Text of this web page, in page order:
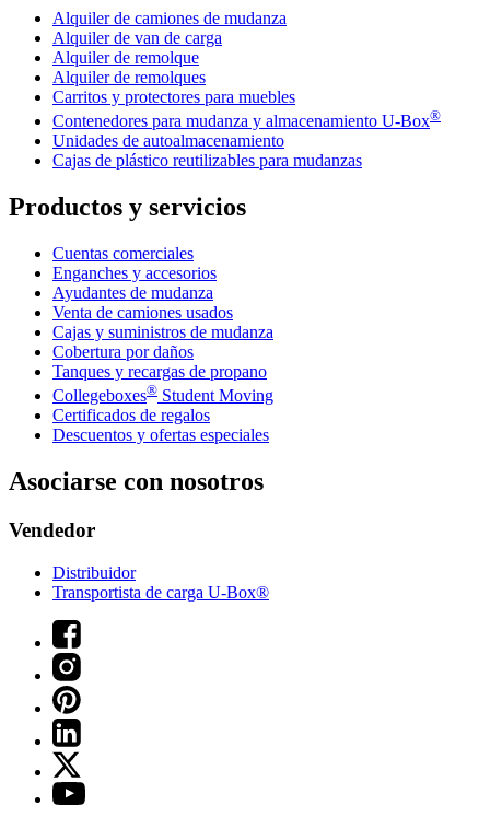
Alquiler de camiones de mudanza
Alquiler de van de carga
Alquiler de remolque
Alquiler de remolques
Carritos y protectores para muebles
Contenedores para mudanza y almacenamiento U-Box®
Unidades de autoalmacenamiento
Cajas de plástico reutilizables para mudanzas
Productos y servicios
Cuentas comerciales
Enganches y accesorios
Ayudantes de mudanza
Venta de camiones usados
Cajas y suministros de mudanza
Cobertura por daños
Tanques y recargas de propano
Collegeboxes® Student Moving
Certificados de regalos
Descuentos y ofertas especiales
Asociarse con nosotros
Vendedor
Distribuidor
Transportista de carga U-Box®